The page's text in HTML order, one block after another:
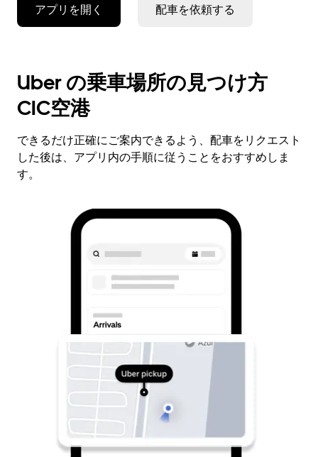
アプリを開く 配車を依頼する
Uber の乗車場所の見つけ方
CIC空港
できるだけ正確にご案内できるよう、配車をリクエスト
した後は、アプリ内の手順に従うことをおすすめしま
す。